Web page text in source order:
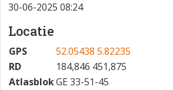
30-06-2025 08:24
Locatie
GPS
52.05438 5.82235
RD
184,846 451,875
AtlasblokGE 33-51-45